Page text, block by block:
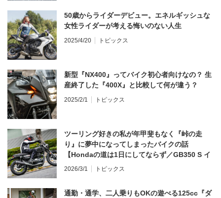
50歳からライダーデビュー。エネルギッシュな
女性ライダーが考える悔いのない人生
2025/4/20 トピックス
新型『NX400』ってバイク初心者向けなの？ 生
産終了した『400X』と比較して何が違う？
2025/2/1 トピックス
ツーリング好きの私が年甲斐もなく『峠の走
り』に夢中になってしまったバイクの話
【Hondaの道は1日にしてならず／GB350 S イ
ンプレ・レビュー 前編】
2026/3/1 トピックス
通勤・通学、二人乗りもOKの遊べる125cc『ダ